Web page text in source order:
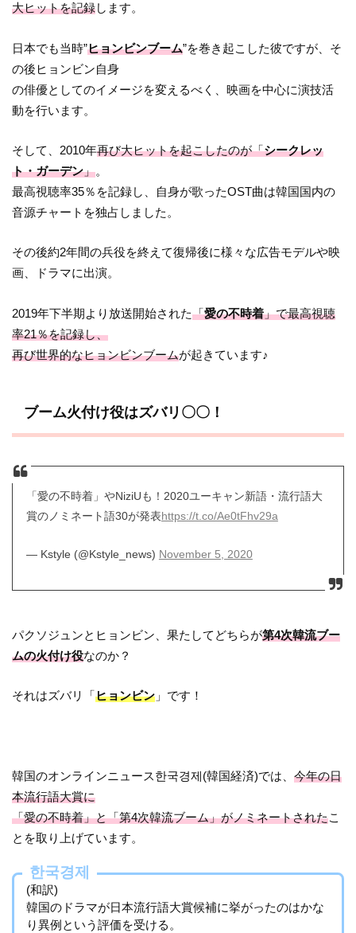
大ヒットを記録します。
日本でも当時”ヒョンビンブーム”を巻き起こした彼ですが、そ
の後ヒョンビン自身
の俳優としてのイメージを変えるべく、映画を中心に演技活
動を行います。
そして、2010年再び大ヒットを起こしたのが「シークレッ
ト・ガーデン」。
最高視聴率35％を記録し、自身が歌ったOST曲は韓国国内の
音源チャートを独占しました。
その後約2年間の兵役を終えて復帰後に様々な広告モデルや映
画、ドラマに出演。
2019年下半期より放送開始された「愛の不時着」で最高視聴
率21％を記録し、
再び世界的なヒョンビンブームが起きています♪
ブーム火付け役はズバリ〇〇！
「愛の不時着」やNiziUも！2020ユーキャン新語・流行語大
賞のノミネート語30が発表https://t.co/Ae0tFhv29a
— Kstyle (@Kstyle_news) November 5, 2020
パクソジュンとヒョンビン、果たしてどちらが第4次韓流ブー
ムの火付け役なのか？
それはズバリ「ヒョンビン 」です！
韓国のオンラインニュース한국경제(韓国経済)では、今年の日
本流行語大賞に
「愛の不時着」と「第4次韓流ブーム」がノミネートされたこ
とを取り上げています。
한국경제
(和訳)
韓国のドラマが日本流行語大賞候補に挙がったのはかな
り異例という評価を受ける。